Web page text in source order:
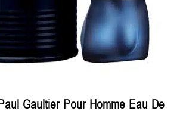
Gaultier Pour Homme Eau De